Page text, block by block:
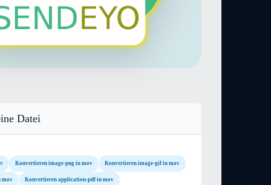
Datei
Konvertieren image-png in mov Konvertieren image-gif in mov
mov Konvertieren application-pdf in mov